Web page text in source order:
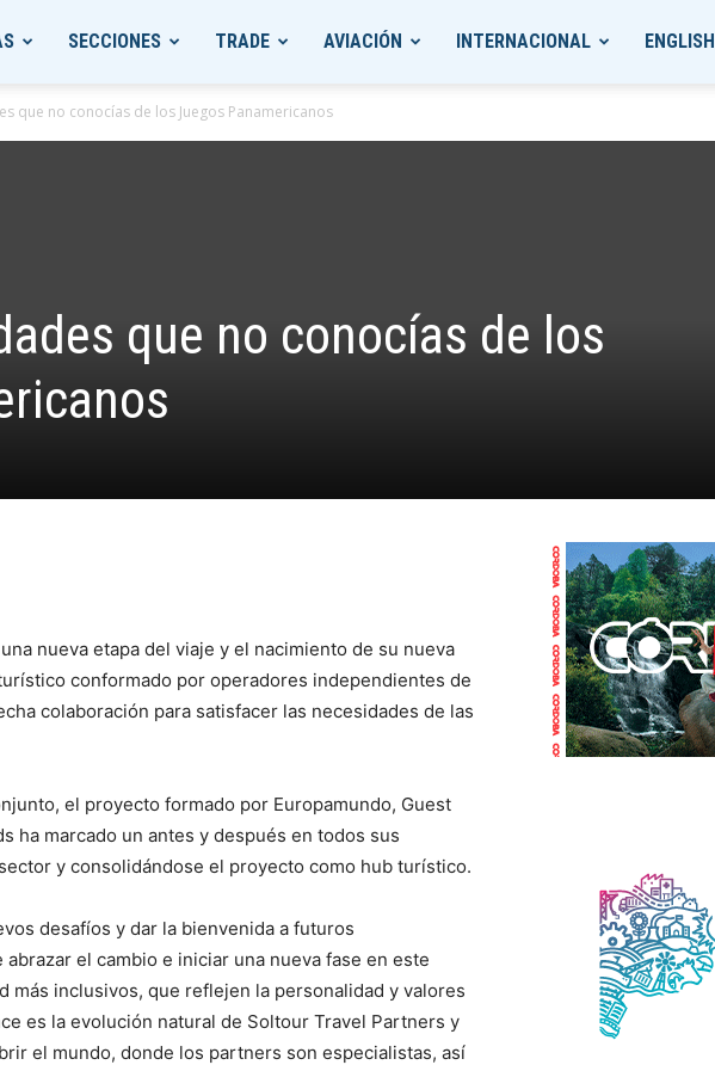
SECCIONES TRADE AVIACIÓN INTERNACIONAL ENGLISH
que no conocías de los Juegos Panamericanos
que no conocías de los
nueva etapa del viaje y el nacimiento de su nueva
conformado por operadores independientes de
colaboración para satisfacer las necesidades de las
el proyecto formado por Europamundo, Guest
ha marcado un antes y después en todos sus
y consolidándose el proyecto como hub turístico.
desafíos y dar la bienvenida a futuros
el cambio e iniciar una nueva fase en este
más inclusivos, que reflejen la personalidad y valores
es la evolución natural de Soltour Travel Partners y
el mundo, donde los partners son especialistas, así